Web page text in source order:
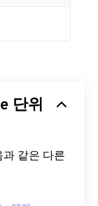
단위
같은 다른